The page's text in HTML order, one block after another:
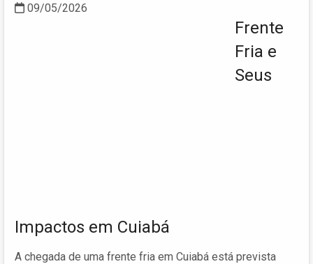
09/05/2026
Frente
Fria e
Seus
Impactos em Cuiabá
A chegada de uma frente fria em Cuiabá está prevista